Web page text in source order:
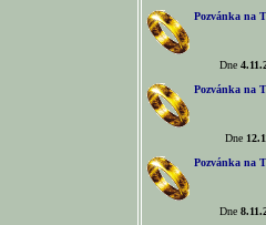
Pozvánka na
Dne
Pozvánka na
Dne
Pozvánka na
Dne